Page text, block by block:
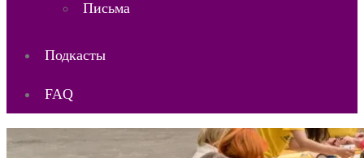
Письма
Подкасты
FAQ